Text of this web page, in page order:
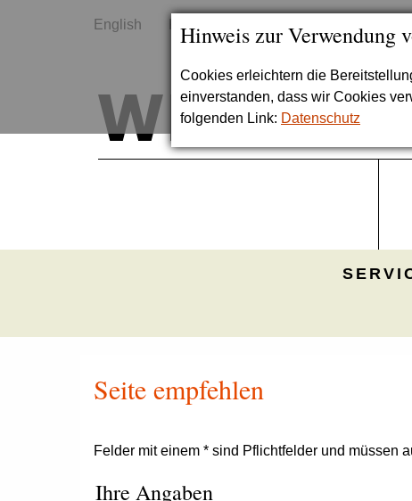
Hinweis zur Verwendung
Cookies erleichtern die
einverstanden, dass wir Cookies
folgenden Link: Datenschutz
English
Seite empfehlen
Felder mit einem * sind Pflichtfelder und müssen
Ihre Angaben